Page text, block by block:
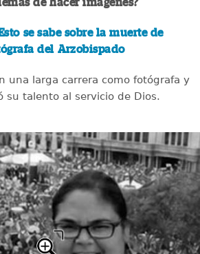
se sabe sobre la muerte de
del Arzobispado
una larga carrera como fotógrafa y
su talento al servicio de Dios.